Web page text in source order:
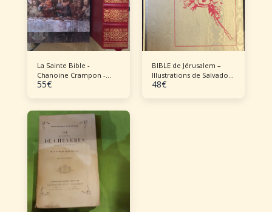
La Sainte Bible -
Chanoine Crampon -
1969
55€
BIBLE de Jérusalem –
Illustrations de Salvador
DALI
48€